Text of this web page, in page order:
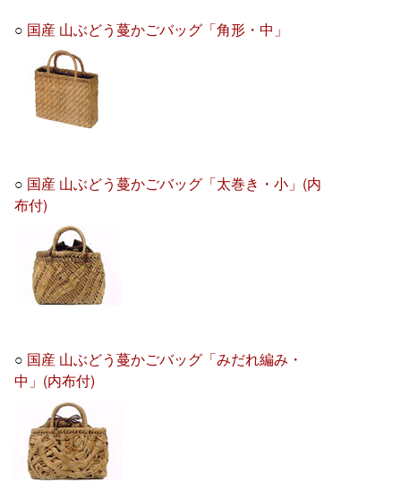
○ 国産 山ぶどう蔓かごバッグ「角形・中」
○ 国産 山ぶどう蔓かごバッグ「太巻き・小」(内
布付)
○ 国産 山ぶどう蔓かごバッグ「みだれ編み・
中」(内布付)